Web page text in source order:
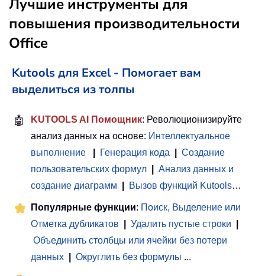
Лучшие инструменты для
повышения производительности
Office
Kutools для Excel - Помогает вам
выделиться из толпы
🤖 KUTOOLS AI Помощник: Революционизируйте
анализ данных на основе: Интеллектуальное
выполнение
Генерация кода
Создание
пользовательских формул
Анализ данных и
создание диаграмм
Вызов функций Kutools…
Популярные функции: Поиск, Выделение или
Отметка дубликатов
Удалить пустые строки
Объединить столбцы или ячейки без потери
данных
Округлить без формулы ...